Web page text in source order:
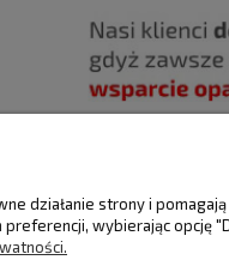
PŁATNOŚCI
działanie strony i
wybierając opcję